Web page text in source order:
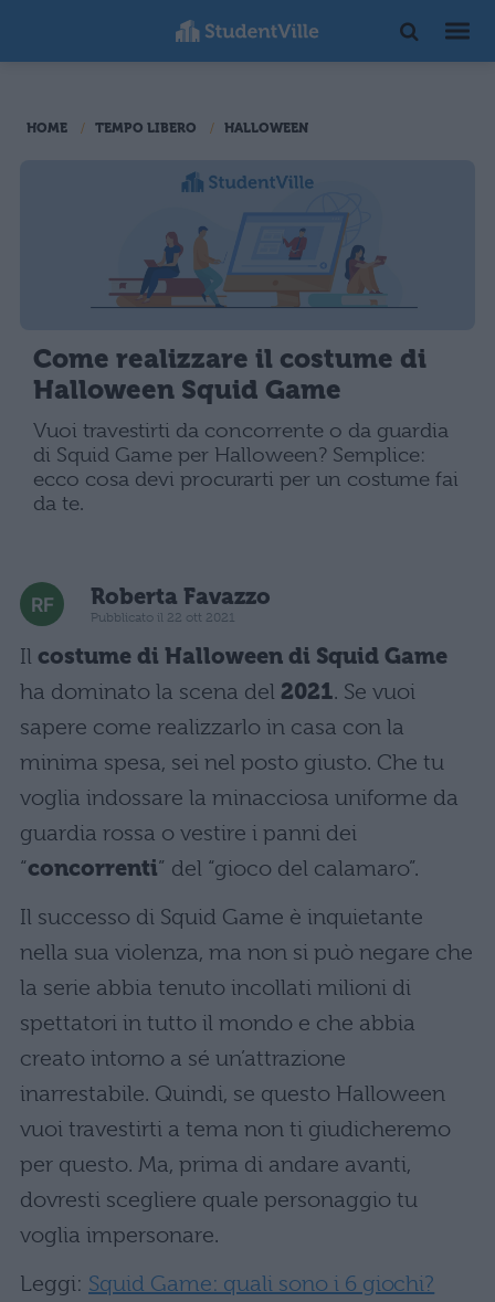
HOME TEMPO LIBERO HALLOWEEN
Come realizzare il costume di
Halloween Squid Game
Vuoi travestirti da concorrente o da guardia
di Squid Game per Halloween? Semplice:
ecco cosa devi procurarti per un costume fai
da te.
Roberta Favazzo
Pubblicato il 22 ott 2021
Il costume di Halloween di Squid Game
ha dominato la scena del 2021. Se vuoi
sapere come realizzarlo in casa con la
minima spesa, sei nel posto giusto. Che tu
voglia indossare la minacciosa uniforme da
guardia rossa o vestire i panni dei
“concorrenti” del “gioco del calamaro”.
Il successo di Squid Game è inquietante
nella sua violenza, ma non si può negare che
la serie abbia tenuto incollati milioni di
spettatori in tutto il mondo e che abbia
creato intorno a sé un’attrazione
inarrestabile. Quindi, se questo Halloween
vuoi travestirti a tema non ti giudicheremo
per questo. Ma, prima di andare avanti,
dovresti scegliere quale personaggio tu
voglia impersonare.
Leggi: Squid Game: quali sono i 6 giochi?